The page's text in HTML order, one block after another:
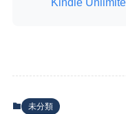
未分類